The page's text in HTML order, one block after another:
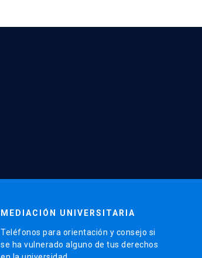
MEDIACIÓN UNIVERSITARIA
Teléfonos para orientación y consejo si
se ha vulnerado alguno de tus derechos